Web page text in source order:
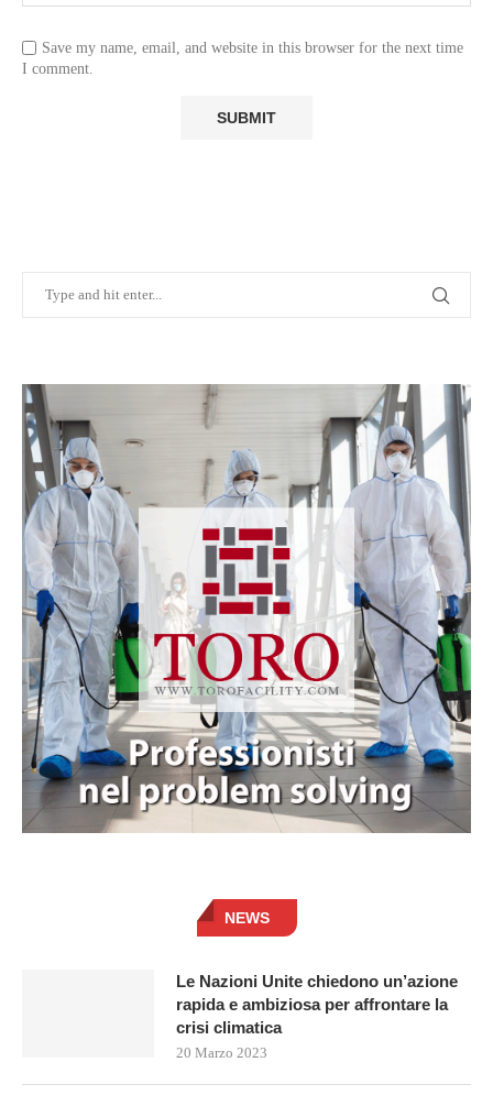
Save my name, email, and website in this browser for the next time
I comment.
NEWS
Le Nazioni Unite chiedono un’azione
rapida e ambiziosa per affrontare la
crisi climatica
20 Marzo 2023